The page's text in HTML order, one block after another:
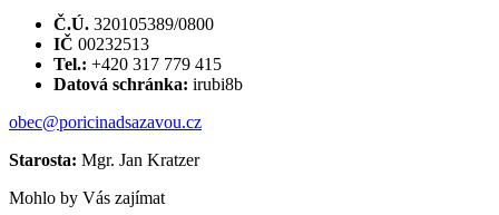
Č.Ú. 320105389/0800
IČ 00232513
Tel.: +420 317 779 415
Datová schránka: irubi8b
obec@poricinadsazavou.cz
Starosta: Mgr. Jan Kratzer
Mohlo by Vás zajímat